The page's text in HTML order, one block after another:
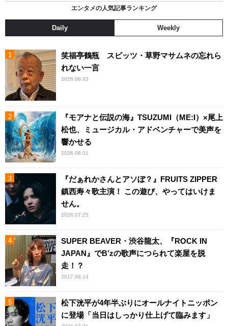
エンタメの人気記事ランキング
Daily Weekly
笑福亭鶴瓶 スピッツ・草野マサムネの忘れら
れない一言
2026.08.03
『モアナと伝説の海』TSUZUMI（ME:I）×尾上
松也、ミュージカル・アドベンチャーで美声を
響かせる
2026.08.01
『だぁれかさんとアソぼ？』FRUITS ZIPPER
鎮西寿々歌主演！ この遊び、やってはいけま
せん。
2026.07.25
SUPER BEAVER・渋谷龍太、『ROCK IN
JAPAN』でB’zの歌声につられて楽屋を脱
走！？
2017.08.14
松下洸平が4年半ぶりにオールナイトニッポン
に登場「当日はしっかり仕上げて臨みます」